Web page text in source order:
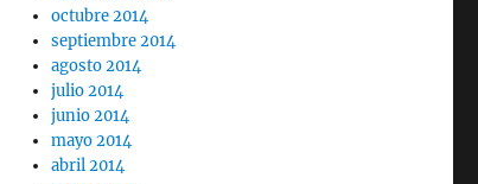
octubre 2014
septiembre 2014
agosto 2014
julio 2014
junio 2014
mayo 2014
abril 2014